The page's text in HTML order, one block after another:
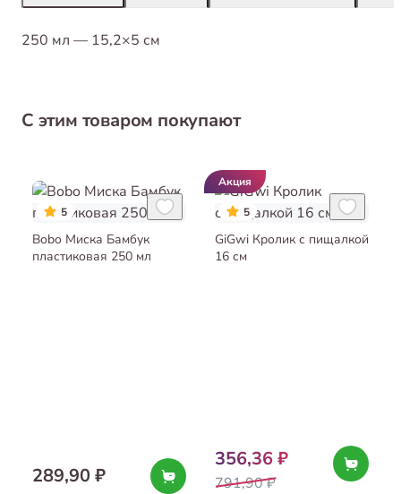
250 мл — 15,2×5 см
С этим товаром покупают
5
Bobo Миска Бамбук
пластиковая 250 мл
289,90 ₽
Акция
5
GiGwi Кролик с пищалкой
16 см
356,36 ₽
791,90 ₽